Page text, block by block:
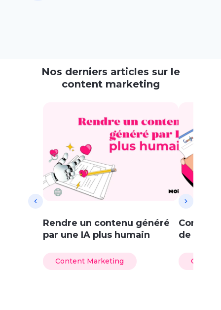
Nos derniers articles sur le
content marketing
Rendre un contenu généré
par une IA plus humain
Content Marketing
de blog